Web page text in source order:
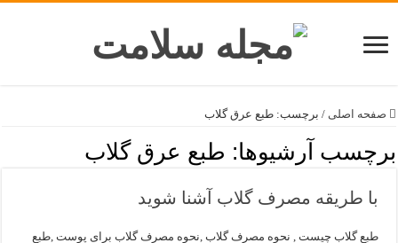
صفحه اصلی / برچسب:طبع عرق گلاب
برچسب آرشیوها: طبع عرق گلاب
با طریقه مصرف گلاب آشنا شوید
طبع گلاب چیست , نحوه مصرف گلاب ,نحوه مصرف گلاب برای پوست ,طبع